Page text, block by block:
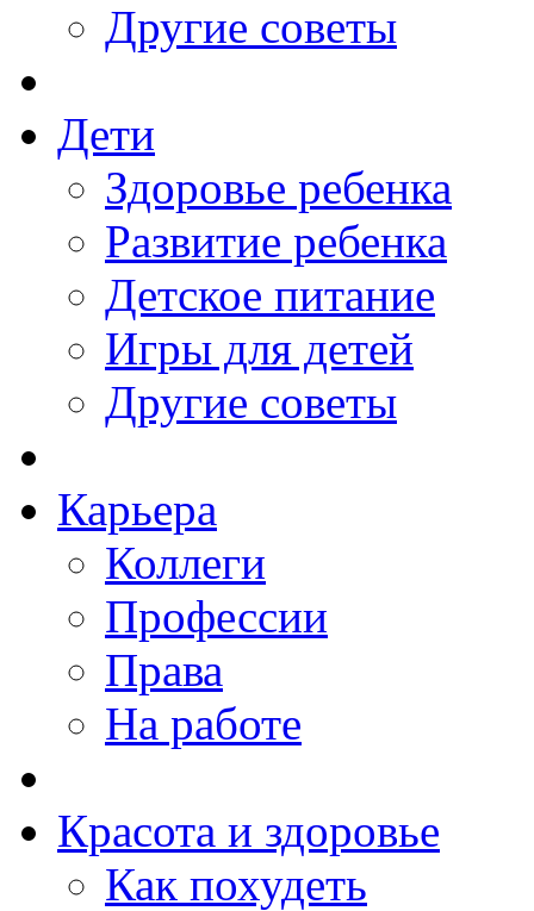
Другие советы
Дети
Здоровье ребенка
Развитие ребенка
Детское питание
Игры для детей
Другие советы
Карьера
Коллеги
Профессии
Права
На работе
Красота и здоровье
Как похудеть